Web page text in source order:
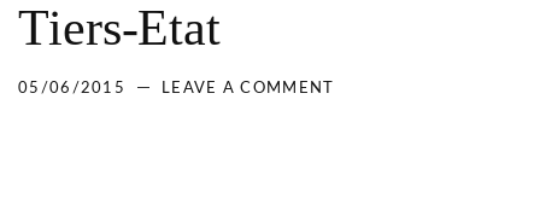
Tiers-Etat
05/06/2015 LEAVE A COMMENT